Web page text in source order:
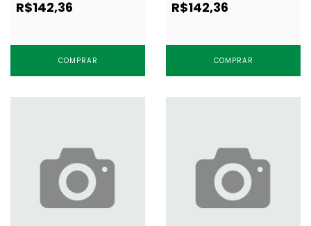
R$142,36
COMPRAR
R$142,36
COMPRAR